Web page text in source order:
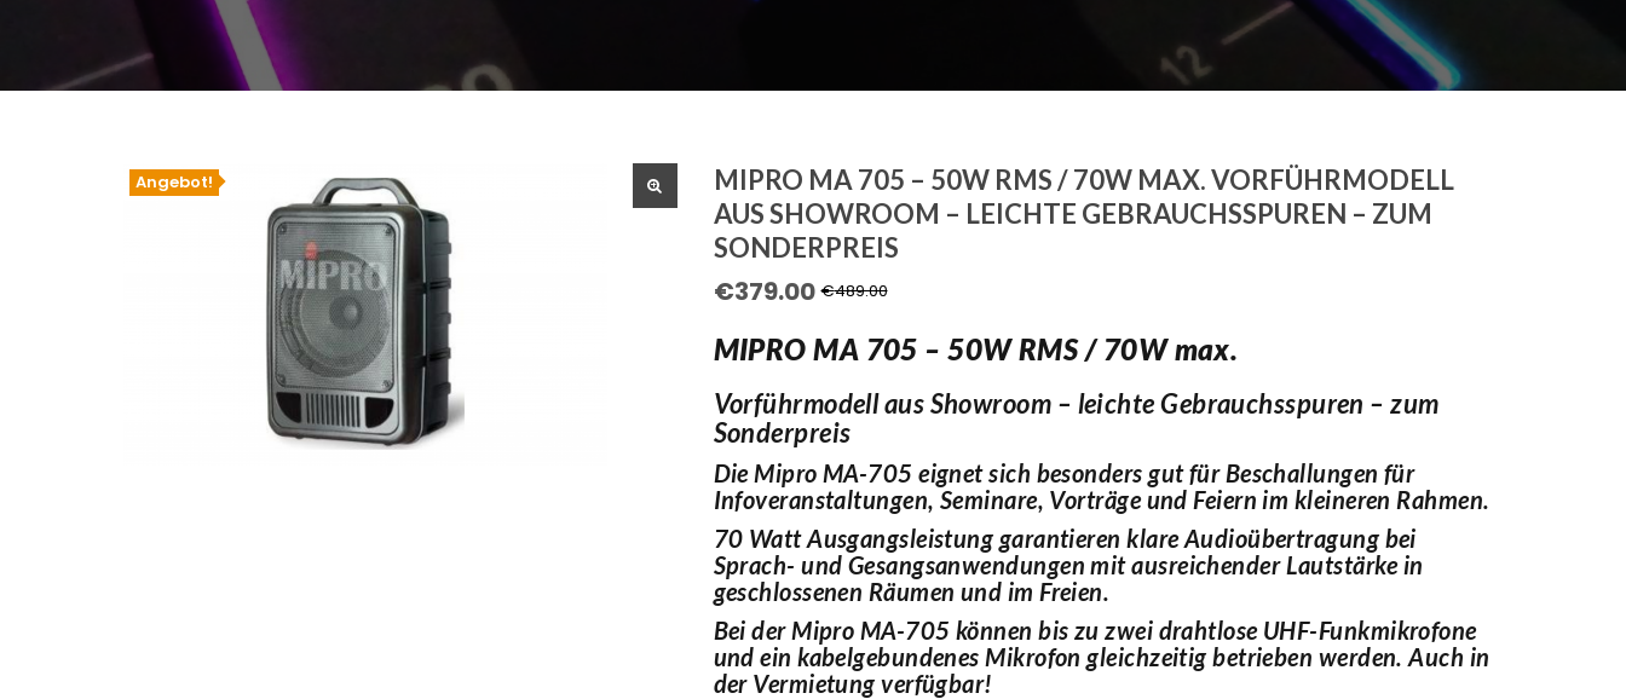
Angebot!
MIPRO MA 705 – 50W RMS / 70W MAX. VORFÜHRMODELL
AUS SHOWROOM – LEICHTE GEBRAUCHSSPUREN – ZUM
SONDERPREIS
€489.00Ursprünglicher
war:
€489.00
€379.00
Aktueller
ist:
€379.00.
MIPRO MA 705 – 50W RMS / 70W max.
Vorführmodell aus Showroom – leichte Gebrauchsspuren – zum
Sonderpreis
Die Mipro MA-705 eignet sich besonders gut für Beschallungen für
Infoveranstaltungen, Seminare, Vorträge und Feiern im kleineren Rahmen.
70 Watt Ausgangsleistung garantieren klare Audioübertragung bei
Sprach- und Gesangsanwendungen mit ausreichender Lautstärke in
geschlossenen Räumen und im Freien.
Bei der Mipro MA-705 können bis zu zwei drahtlose UHF-Funkmikrofone
und ein kabelgebundenes Mikrofon gleichzeitig betrieben werden. Auch in
der Vermietung verfügbar!